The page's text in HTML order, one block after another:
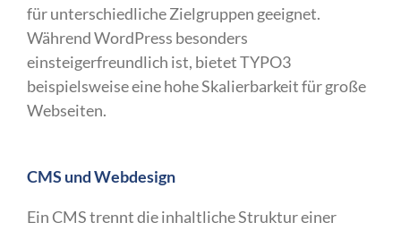
für unterschiedliche Zielgruppen geeignet.
Während WordPress besonders
einsteigerfreundlich ist, bietet TYPO3
beispielsweise eine hohe Skalierbarkeit für große
Webseiten.
CMS und Webdesign
Ein CMS trennt die inhaltliche Struktur einer